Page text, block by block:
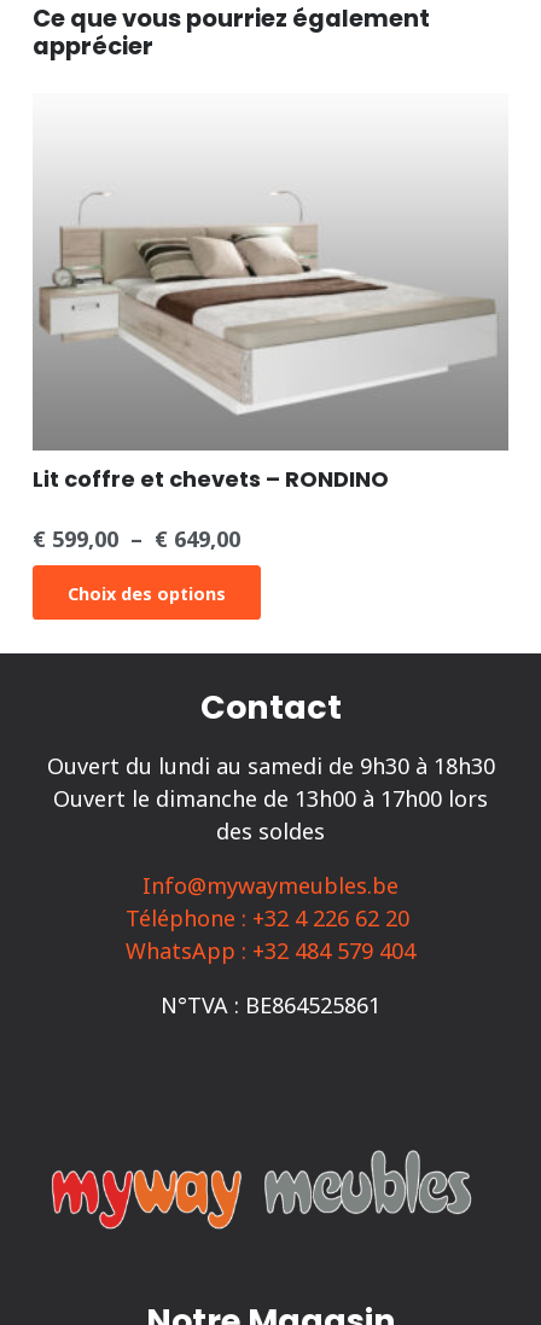
Ce que vous pourriez également
apprécier
Lit coffre et chevets – RONDINO
€ 599,00 – € 649,00
de
prix :
€ 599,00
€ 649,00
Choix des options
produit
a
plusieurs
Les
options
peuvent
choisies
sur
page
Contact
Ouvert du lundi au samedi de 9h30 à 18h30
Ouvert le dimanche de 13h00 à 17h00 lors
des soldes
Info@mywaymeubles.be
Téléphone : +32 4 226 62 20
WhatsApp : +32 484 579 404
N°TVA : BE864525861